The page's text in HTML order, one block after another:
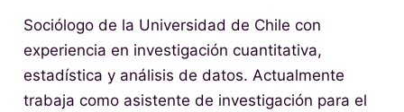
Sociólogo de la Universidad de Chile con
experiencia en investigación cuantitativa,
estadística y análisis de datos. Actualmente
trabaja como asistente de investigación para el